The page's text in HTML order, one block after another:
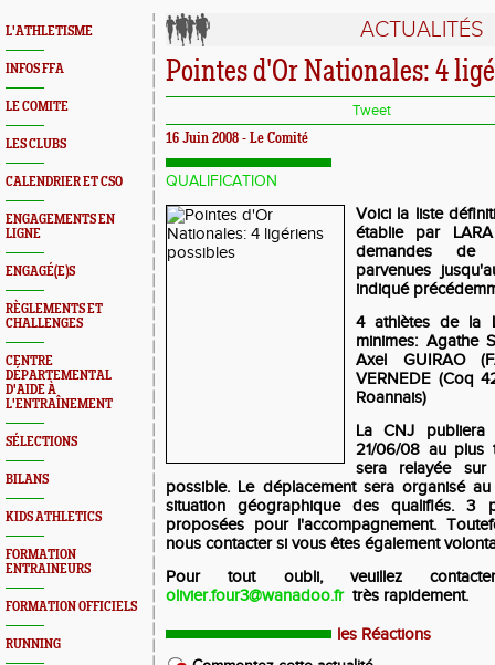
L'ATHLETISME
INFOS FFA
LE COMITE
LES CLUBS
CALENDRIER ET CSO
ENGAGEMENTS EN
LIGNE
ENGAGÉ(E)S
RÈGLEMENTS ET
CHALLENGES
CENTRE
DÉPARTEMENTAL
D'AIDE À
L'ENTRAÎNEMENT
SÉLECTIONS
BILANS
KIDS ATHLETICS
FORMATION
ENTRAINEURS
FORMATION OFFICIELS
RUNNING
ACTUALITÉS
Pointes d'Or Nationales: 4
Tweet
16 Juin 2008 - Le Comité
QUALIFICATION
Voici la liste
établie par
demandes de
parvenues
indiqué
4 athlètes de la
minimes: Agathe
Axel GUIRAO
VERNEDE (Coq
Roannais)
La CNJ
21/06/08 au plus
sera relayée
possible. Le déplacement sera organisé
situation géographique des qualifiés. 3
proposées pour l'accompagnement.
nous contacter si vous êtes également
Pour tout oubli, veuillez
olivier.four3@wanadoo.frtrès rapidement.
les Réactions